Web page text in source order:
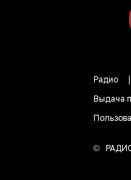
Радио
Выдача
©